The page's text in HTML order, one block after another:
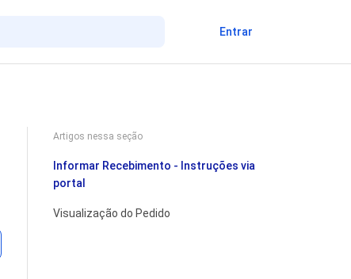
Entrar
Artigos nessa seção
Informar Recebimento - Instruções via
portal
Visualização do Pedido
Ainda não seguido por ninguém